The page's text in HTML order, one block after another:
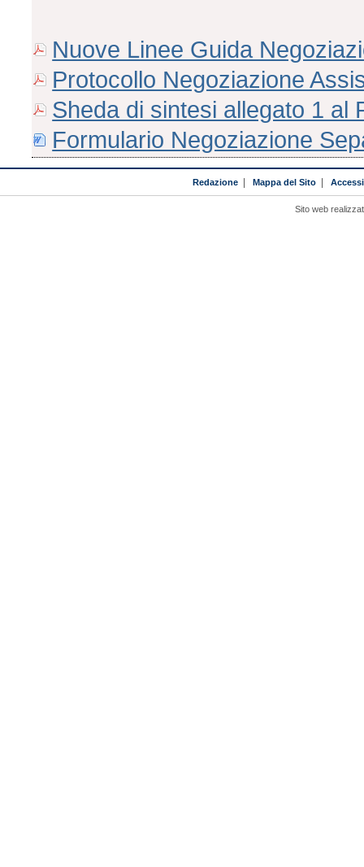
Nuove Linee Guida
Protocollo Negoziazione
Sheda di sintesi allegato 1 al
Formulario Negoziazione
Redazione| Mappa del Sito|
Sito web